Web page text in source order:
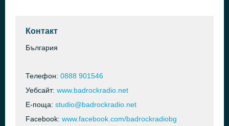
Контакт
България
Телефон: 0888 901546
Уебсайт: www.badrockradio.net
Е-поща: studio@badrockradio.net
Facebook: www.facebook.com/badrockradiobg